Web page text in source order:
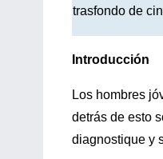
trasfondo de
Introducción
Los hombres
detrás de esto
diagnostique y